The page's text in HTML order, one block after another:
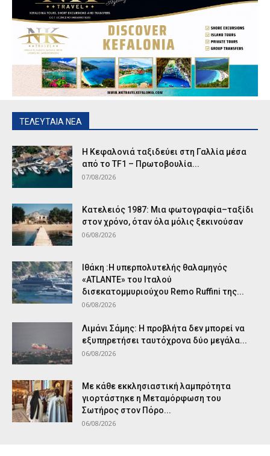
ΤΕΛΕΥΤΑΙΑ ΝΕΑ
Η Κεφαλονιά ταξιδεύει στη Γαλλία μέσα
από το TF1 – Πρωτοβουλία...
07/08/2026
Κατελειός 1987: Μια φωτογραφία–ταξίδι
στον χρόνο, όταν όλα μόλις ξεκινούσαν
06/08/2026
Ιθάκη :Η υπερπολυτελής θαλαμηγός
«ATLANTE» του Ιταλού
δισεκατομμυριούχου Remo Ruffini της...
06/08/2026
Λιμάνι Σάμης: Η προβλήτα δεν μπορεί να
εξυπηρετήσει ταυτόχρονα δύο μεγάλα...
06/08/2026
Με κάθε εκκλησιαστική λαμπρότητα
γιορτάστηκε η Μεταμόρφωση του
Σωτήρος στον Πόρο...
06/08/2026